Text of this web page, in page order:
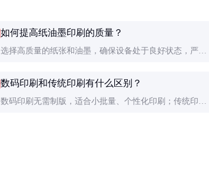
如何提高纸油墨印刷的质量？
选择高质量的纸张和油墨，确保设备处于良好状态，严格
素。
数码印刷和传统印刷有什么区别？
数码印刷无需制版，适合小批量、个性化印刷；传统印刷